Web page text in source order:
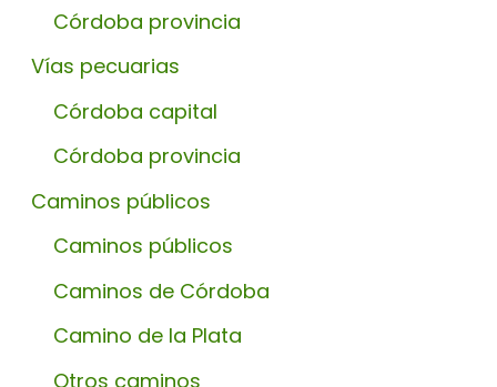
Córdoba provincia
Vías pecuarias
Córdoba capital
Córdoba provincia
Caminos públicos
Caminos públicos
Caminos de Córdoba
Camino de la Plata
Otros caminos